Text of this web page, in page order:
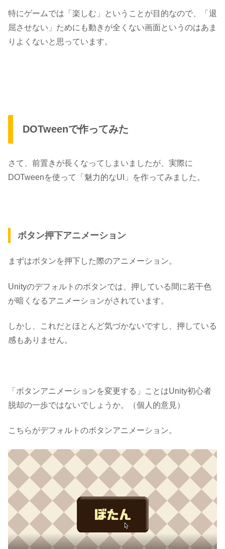
特にゲームでは「楽しむ」ということが目的なので、「退
屈させない」ためにも動きが全くない画面 というのはあま
りよくないと思っています。
DOTweenで作ってみた
さて、前置きが長くなってしまいましたが、実際に
DOTweenを使って「魅力的なUI」を作ってみました。
ボタン押下アニメーション
まずはボタンを押下した際のアニメーション。
Unityのデフォルトのボタンでは、押している間に若干色
が暗くなるアニメーションがされています。
しかし、これだとほとんど気づかないですし、押している
感もありません。
「ボタンアニメーションを変更する」ことはUnity初心者
脱却の一歩ではないでしょうか。（個人的意見）
こちらがデフォルトのボタンアニメーション。